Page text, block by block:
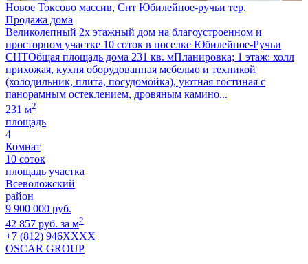
Новое Токсово массив, Снт Юбилейное-ручьи тер.
Продажа дома
Великолепный 2х этажный дом на благоустроенном и
просторном участке 10 соток в поселке Юбилейное-Ручьи
СНТОбщая площадь дома 231 кв. мПланировка; 1 этаж: холл
прихожая, кухня оборудованная мебелью и техникой
(холодильник, плита, посудомойка), уютная гостиная с
панорамным остеклением, дровяным камино...
231 м2
площадь
4
Комнат
10 соток
площадь участка
Всеволожский
район
9 900 000 руб.
42 857 руб. за м2
+7 (812) 946XXXX
OSCAR GROUP